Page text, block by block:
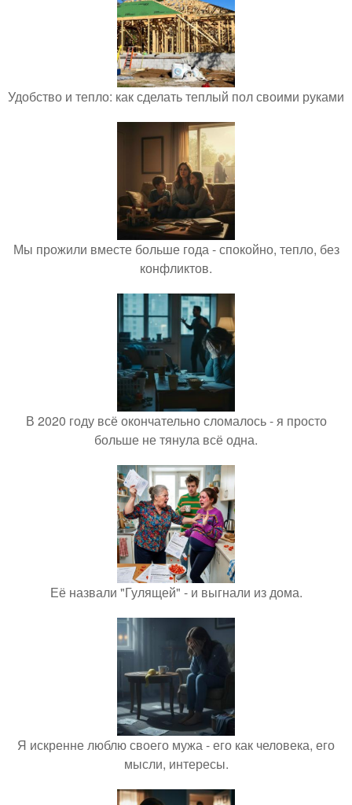
Удобство и тепло: как сделать теплый пол своими руками
Мы прожили вместе больше года - спокойно, тепло, без
конфликтов.
В 2020 году всё окончательно сломалось - я просто
больше не тянула всё одна.
Её назвали "Гулящей" - и выгнали из дома.
Я искренне люблю своего мужа - его как человека, его
мысли, интересы.